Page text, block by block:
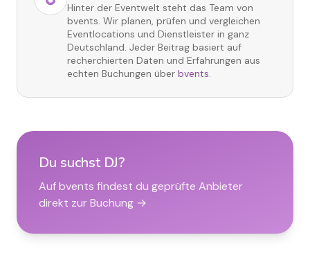
Hinter der Eventwelt steht das Team von
bvents. Wir planen, prüfen und vergleichen
Eventlocations und Dienstleister in ganz
Deutschland. Jeder Beitrag basiert auf
recherchierten Daten und Erfahrungen aus
echten Buchungen über bvents.
Du suchst DJ?
Auf bvents findest du geprüfte Anbieter
direkt zur Buchung →